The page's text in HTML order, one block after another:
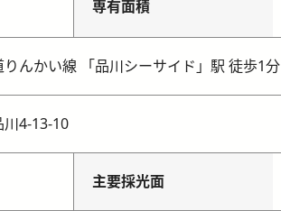
専有面積
んかい線 「品川シーサイド」駅 徒歩1分
川4-13-10
主要採光面